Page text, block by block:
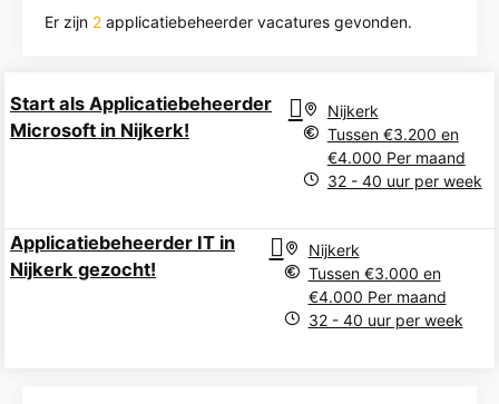
Er zijn 2 applicatiebeheerder vacatures gevonden.
Start als Applicatiebeheerder
Microsoft in Nijkerk!
Nijkerk
Tussen €3.200 en
€4.000 Per maand
32 - 40 uur per week
Applicatiebeheerder IT in
Nijkerk gezocht!
Nijkerk
Tussen €3.000 en
€4.000 Per maand
32 - 40 uur per week